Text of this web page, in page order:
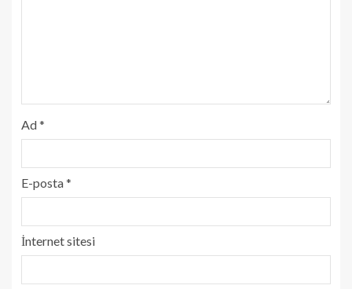
Ad*
E-posta*
İnternet sitesi